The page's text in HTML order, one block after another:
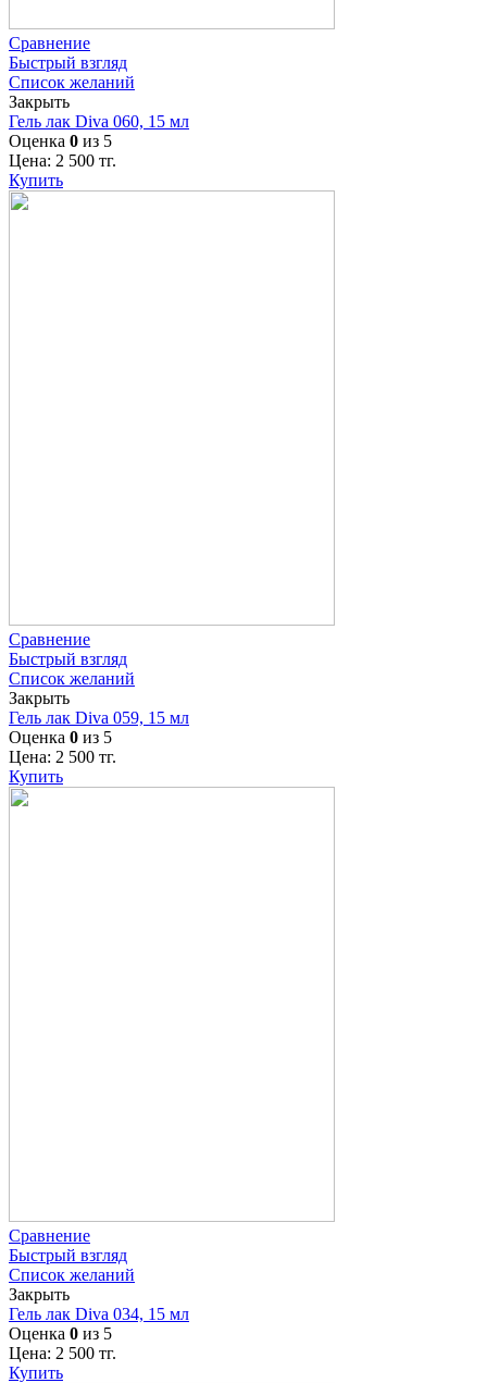
Сравнение
Быстрый взгляд
Список желаний
Закрыть
Гель лак Diva 060, 15 мл
Оценка 0 из 5
Цена: 2 500 тг.
Купить
Сравнение
Быстрый взгляд
Список желаний
Закрыть
Гель лак Diva 059, 15 мл
Оценка 0 из 5
Цена: 2 500 тг.
Купить
Сравнение
Быстрый взгляд
Список желаний
Закрыть
Гель лак Diva 034, 15 мл
Оценка 0 из 5
Цена: 2 500 тг.
Купить